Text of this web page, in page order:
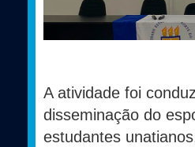
A atividade foi
disseminação do
estudantes